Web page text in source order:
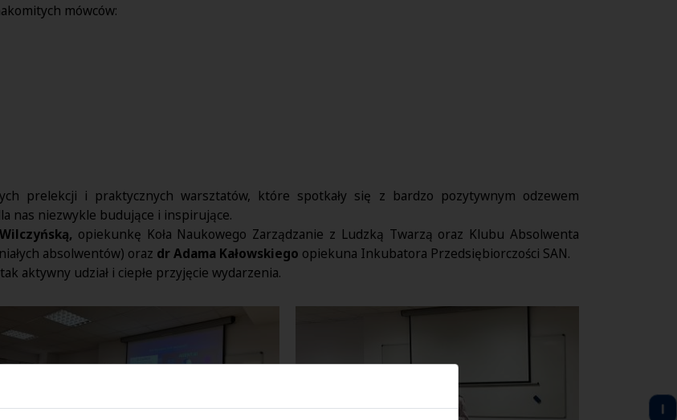
mówców:
prelekcji i praktycznych warsztatów, które spotkały się z bardzo pozytywnym odzewem
nas niezwykle budujące i inspirujące.
opiekunkę Koła Naukowego Zarządzanie z Ludzką Twarzą oraz Klubu Absolwenta
absolwentów) oraz dr Adama Kałowskiego opiekuna Inkubatora Przedsiębiorczości SAN.
aktywny udział i ciepłe przyjęcie wydarzenia.